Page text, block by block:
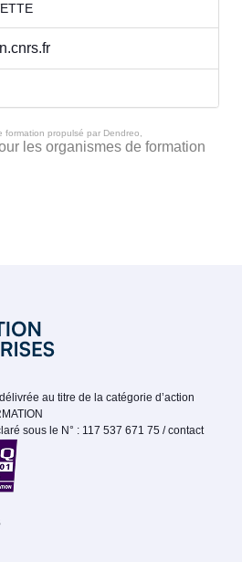
propulsé par Dendreo,
les organismes de formation
au titre de la catégorie d’action
sous le N° : 117 537 671 75 / contact